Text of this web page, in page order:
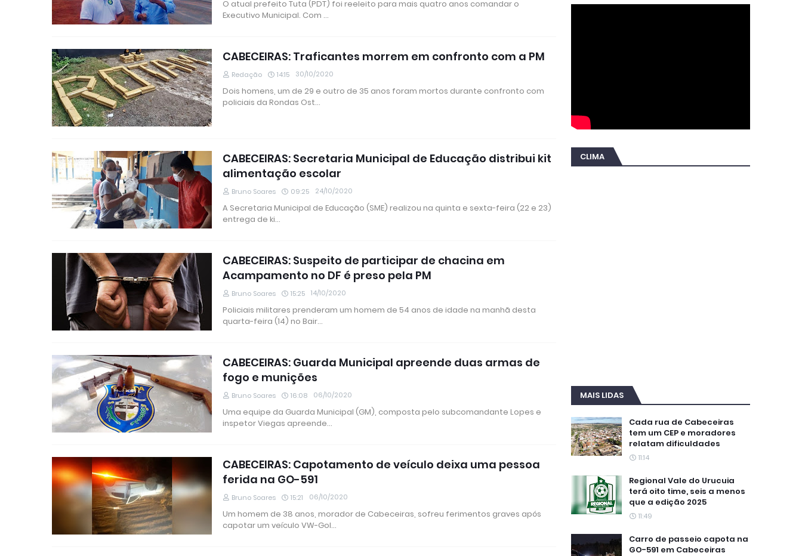
O atual prefeito Tuta (PDT) foi reeleito para mais quatro anos comandar o
Executivo Municipal. Com …
CABECEIRAS: Traficantes morrem em confronto com a PM
Redação 14:15 30/10/2020
Dois homens, um de 29 e outro de 35 anos foram mortos durante confronto com
policiais da Rondas Ost…
CABECEIRAS: Secretaria Municipal de Educação distribui kit
alimentação escolar
Bruno Soares 09:25 24/10/2020
A Secretaria Municipal de Educação (SME) realizou na quinta e sexta-feira (22 e 23)
entrega de ki…
CABECEIRAS: Suspeito de participar de chacina em
Acampamento no DF é preso pela PM
Bruno Soares 15:25 14/10/2020
Policiais militares prenderam um homem de 54 anos de idade na manhã desta
quarta-feira (14) no Bair…
CABECEIRAS: Guarda Municipal apreende duas armas de
fogo e munições
Bruno Soares 16:08 06/10/2020
Uma equipe da Guarda Municipal (GM), composta pelo subcomandante Lopes e
inspetor Viegas apreende…
CABECEIRAS: Capotamento de veículo deixa uma pessoa
ferida na GO-591
Bruno Soares 15:21 06/10/2020
Um homem de 38 anos, morador de Cabeceiras, sofreu ferimentos graves após
capotar um veículo VW-Gol…
CLIMA
MAIS LIDAS
Cada rua de Cabeceiras
tem um CEP e moradores
relatam dificuldades
11:14
Regional Vale do Urucuia
terá oito time, seis a menos
que a edição 2025
11:49
Carro de passeio capota na
GO-591 em Cabeceiras